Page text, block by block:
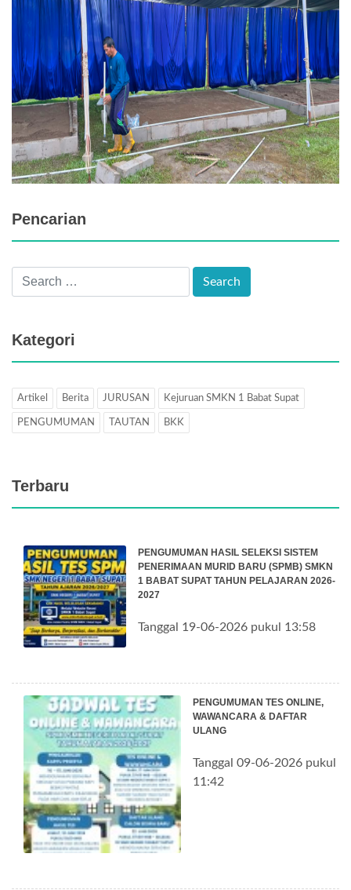
Pencarian
Kategori
Artikel Berita JURUSAN Kejuruan SMKN 1 Babat Supat
PENGUMUMAN TAUTAN BKK
Terbaru
PENGUMUMAN HASIL SELEKSI SISTEM
PENERIMAAN MURID BARU (SPMB) SMKN
1 BABAT SUPAT TAHUN PELAJARAN 2026-
2027
Tanggal 19-06-2026 pukul 13:58
PENGUMUMAN TES ONLINE,
WAWANCARA & DAFTAR
ULANG
Tanggal 09-06-2026 pukul
11:42